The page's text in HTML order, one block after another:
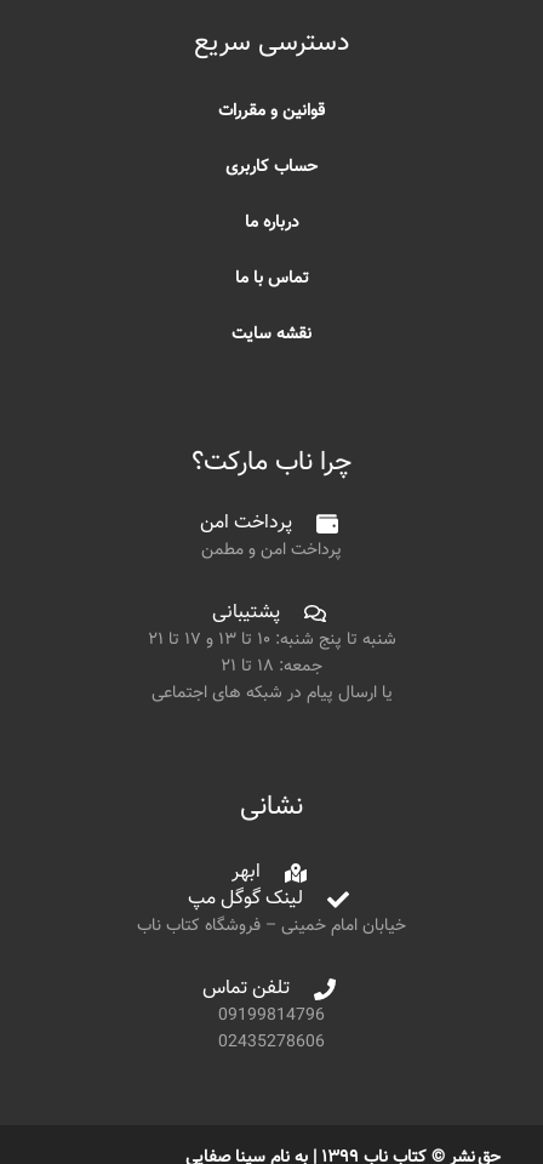
دسترسی سریع
قوانین و مقررات
حساب کاربری
درباره ما
تماس با ما
نقشه سایت
چرا ناب مارکت؟
پرداخت امن
پرداخت امن و مطمن
پشتیبانی
شنبه تا پنج شنبه: ۱۰ تا ۱۳ و ۱۷ تا ۲۱
جمعه: ۱۸ تا ۲۱
یا ارسال پیام در شبکه های اجتماعی
نشانی
ابهر
لینک گوگل مپ
خیابان امام خمینی – فروشگاه کتاب ناب
تلفن تماس
09199814796
02435278606
حق نشر © کتاب ناب ۱۳۹۹ | به نام سینا صفایی